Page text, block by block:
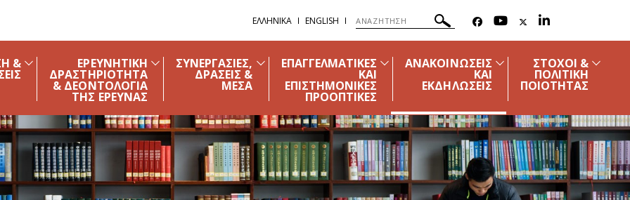
ΕΛΛΗΝΙΚΑ ENGLISH
& ΕΡΕΥΝΗΤΙΚΗ
ΔΡΑΣΤΗΡΙΟΤΗΤΑ
& ΔΕΟΝΤΟΛΟΓΙΑ
ΤΗΣ ΕΡΕΥΝΑΣ
ΣΥΝΕΡΓΑΣΙΕΣ,
ΔΡΑΣΕΙΣ &
ΜΕΣΑ
ΕΠΑΓΓΕΛΜΑΤΙΚΕΣ
ΚΑΙ
ΕΠΙΣΤΗΜΟΝΙΚΕΣ
ΠΡΟΟΠΤΙΚΕΣ
ΑΝΑΚΟΙΝΩΣΕΙΣ
ΚΑΙ
ΕΚΔΗΛΩΣΕΙΣ
ΣΤΟΧΟΙ &
ΠΟΛΙΤΙΚΗ
ΠΟΙΟΤΗΤΑΣ